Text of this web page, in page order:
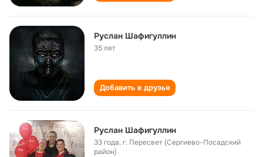
Руслан Шафигуллин
35 лет
Добавить в друзья
Руслан Шафигуллин
33 года,г. Пересвет (Сергиево-Посадский
район)